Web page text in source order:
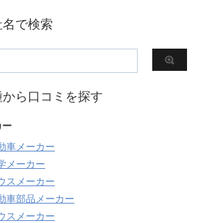
で検索
ら口コミを探す
ー
車メーカー
メーカー
スメーカー
車部品メーカー
スメーカー